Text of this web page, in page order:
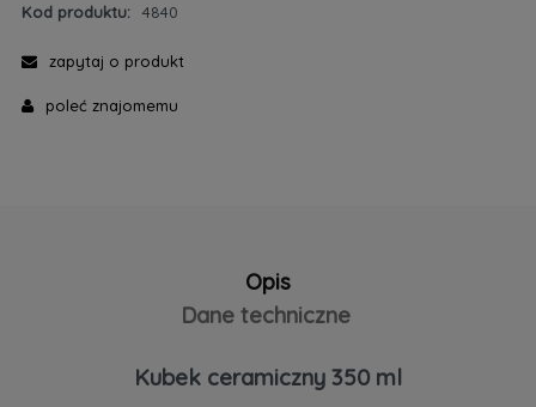
Kod produktu: 4840
zapytaj o produkt
poleć znajomemu
Opis
Dane techniczne
Kubek ceramiczny 350 ml